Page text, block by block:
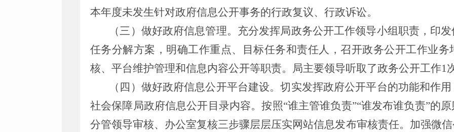
本年度未发生针对政府信息公开事务的行政复议、行政诉讼。
（三）做好政府信息管理。充分发挥局政务公开工作领导小组职责，印
任务分解方案，明确工作重点、目标任务和责任人，召开政务公开工作业
核、平台维护管理和信息内容公开等职责。局主要领导听取了政务公开工作1
（四）做好政府信息公开平台建设。切实发挥政府公开平台的功能和作
社会保障局政府信息公开目录内容。按照“谁主管谁负责”“谁发布谁负责”的
分管领导审核、办公室复核三步骤层层压实网站信息发布审核责任。加强微